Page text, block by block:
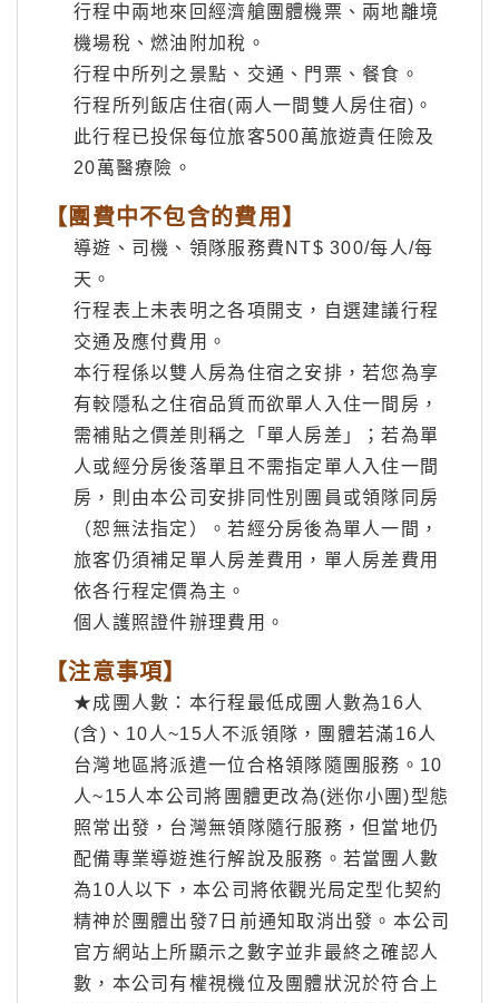
行程中兩地來回經濟艙團體機票、兩地離境
機場稅、燃油附加稅。
行程中所列之景點、交通、門票、餐食。
行程所列飯店住宿(兩人一間雙人房住宿)。
此行程已投保每位旅客500萬旅遊責任險及
20萬醫療險。
【團費中不包含的費用】
導遊、司機、領隊服務費NT$ 300/每人/每
天。
行程表上未表明之各項開支，自選建議行程
交通及應付費用。
本行程係以雙人房為住宿之安排，若您為享
有較隱私之住宿品質而欲單人入住一間房，
需補貼之價差則稱之「單人房差」；若為單
人或經分房後落單且不需指定單人入住一間
房，則由本公司安排同性別團員或領隊同房
（恕無法指定）。若經分房後為單人一間，
旅客仍須補足單人房差費用，單人房差費用
依各行程定價為主。
個人護照證件辦理費用。
【注意事項】
★成團人數：本行程最低成團人數為16人
(含)、10人~15人不派領隊，團體若滿16人
台灣地區將派遣一位合格領隊隨團服務。10
人~15人本公司將團體更改為(迷你小團)型態
照常出發，台灣無領隊隨行服務，但當地仍
配備專業導遊進行解說及服務。若當團人數
為10人以下，本公司將依觀光局定型化契約
精神於團體出發7日前通知取消出發。本公司
官方網站上所顯示之數字並非最終之確認人
數，本公司有權視機位及團體狀況於符合上